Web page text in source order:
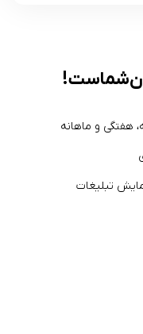
شماست!
هفتگی و ماهانه
تبلیغات